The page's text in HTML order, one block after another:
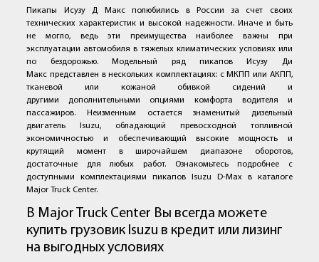
Пикапы Исузу Д Макс полюбились в России за счет своих
технических характеристик и высокой надежности. Иначе и быть
не могло, ведь эти преимущества наиболее важны при
эксплуатации автомобиля в тяжелых климатических условиях или
по бездорожью. Модельный ряд пикапов Исузу Ди
Макс представлен в нескольких комплектациях: с МКПП или АКПП,
тканевой или кожаной обивкой сидений и
другими дополнительными опциями комфорта водителя и
пассажиров. Неизменным остается знаменитый дизельный
двигатель Isuzu, обладающий превосходной топливной
экономичностью и обеспечивающий высокие мощность и
крутящий момент в широчайшем диапазоне оборотов,
достаточные для любых работ. Ознакомьтесь подробнее с
доступными комплектациями пикапов Isuzu D-Max в каталоге
Major Truck Center.
В Major Truck Center Вы всегда можете
купить грузовик Isuzu в кредит или лизинг
на выгодных условиях